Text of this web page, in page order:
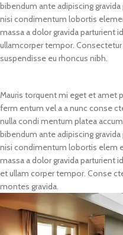
bibendum ante adipiscing
nisi condimentum lobortis
massa a dolor gravida parturient
ullamcorper tempor.
suspendisse eu rhoncus nibh.
Mauris torquent mi eget et amet
ferm entum vel a a nunc conse
nulla condi mentum platea
bibendum ante adipiscing
nisi condimentum lobortis elem
massa a dolor gravida parturient
et ullam corper tempor. Conse
montes gravida.